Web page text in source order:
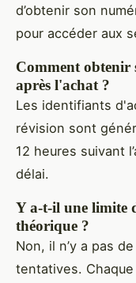
d’obtenir son
pour accéder aux
Comment obtenir
après l'achat ?
Les identifiants
révision sont
12 heures suivant
délai.
Y a-t-il une limite
théorique ?
Non, il n’y a pas
tentatives. Chaque